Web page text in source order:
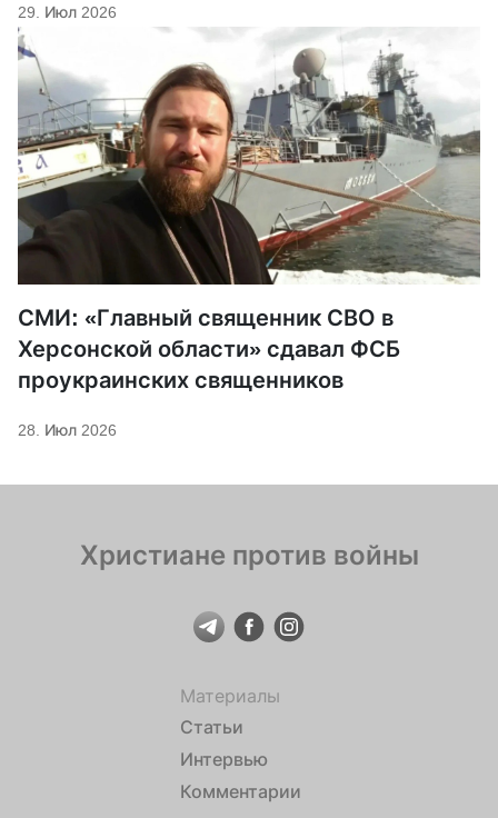
29. Июл 2026
СМИ: «Главный священник СВО в
Херсонской области» сдавал ФСБ
проукраинских священников
28. Июл 2026
Христиане против войны
Материалы
Статьи
Интервью
Комментарии